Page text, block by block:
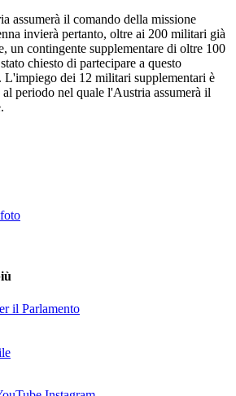
assumerà il comando della missione
invierà pertanto, oltre ai 200 militari già
un contingente supplementare di oltre 100
chiesto di partecipare a questo
L'impiego dei 12 militari supplementari è
periodo nel quale l'Austria assumerà il
il Parlamento